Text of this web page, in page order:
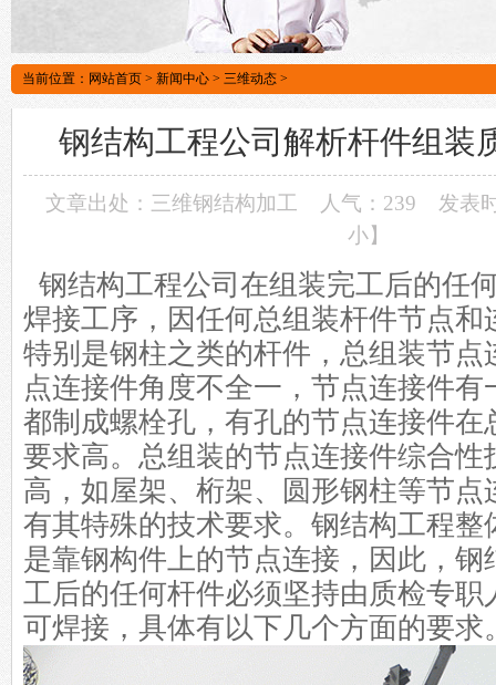
当前位置： 网站首页 > 新闻中心 > 三维动态 >
钢结构工程公司解析杆件组装
文章出处：三维钢结构加工 人气：239
发表
小】
钢结构工程公司 在组装完工后的任
焊接工序，因任何总组装杆件节点和
特别是钢柱之类的杆件，总组装节点
点连接件角度不全一，节点连接件有
都制成螺栓孔，有孔的节点连接件在
要求高。总组装的节点连接件综合性
高，如屋架、桁架、圆形钢柱等节点
有其特殊的技术要求。钢结构工程整
是靠钢构件上的节点连接，因此，钢
工后的任何杆件必须坚持由质检专职
可焊接，具体有以下几个方面的要求